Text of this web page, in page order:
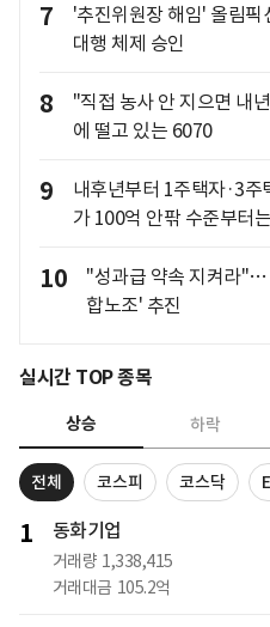
7
'추진위원장 해임' 올림
대행 체제 승인
8
"직접 농사 안 지으면 내
에 떨고 있는 6070
9
내후년부터 1주택자·3
가 100억 안팎 수준부터
10
"성과급 약속 지켜라"…
합노조' 추진
실시간 TOP 종목
상승 하락
전체 코스피 코스닥
1 동화기업
거래량 1,338,415
거래대금 105.2억